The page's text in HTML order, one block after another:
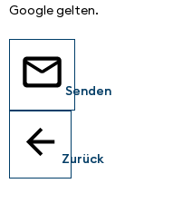
Google gelten.
Senden
Zurück